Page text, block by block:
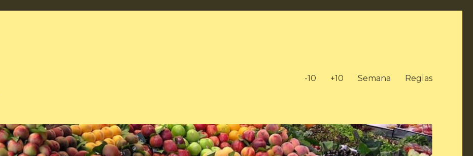
-10 +10 Semana Reglas